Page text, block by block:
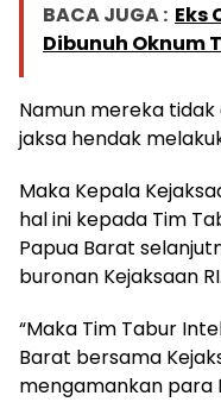
BACA JUGA : Eks
Dibunuh Oknum
Namun mereka
jaksa hendak
Maka Kepala
hal ini kepada Tim
Papua Barat
buronan Kejaksaan RI.
“Maka Tim Tabur
Barat bersama
mengamankan para